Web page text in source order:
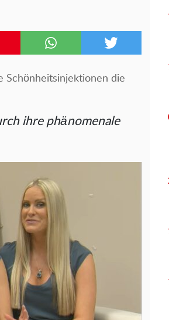
Schönheitsinjektionen die
ihre phänomenale